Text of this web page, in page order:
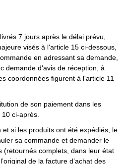
7 jours après le délai prévu,
visés à l'article 15 ci-dessous,
en adressant sa demande,
demande d'avis de réception, à
coordonnées figurent à l'article 11
de son paiement dans les
ci-après.
si les produits ont été expédiés, le
sa commande et demander le
(retournés complets, dans leur état
de la facture d’achat des